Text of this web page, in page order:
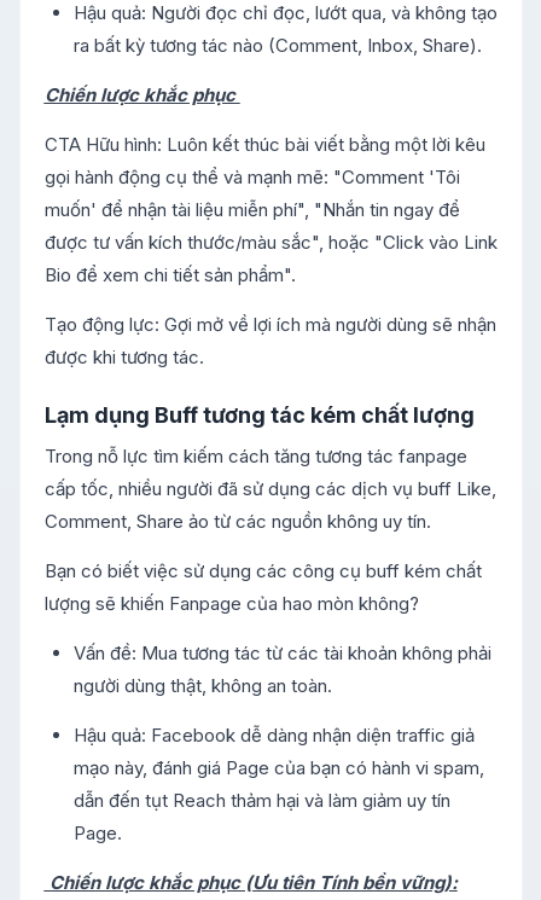
Hậu quả: Người đọc chỉ đọc, lướt qua, và không tạo
ra bất kỳ tương tác nào (Comment, Inbox, Share).
Chiến lược khắc phục
CTA Hữu hình: Luôn kết thúc bài viết bằng một lời kêu
gọi hành động cụ thể và mạnh mẽ: "Comment 'Tôi
muốn' để nhận tài liệu miễn phí", "Nhắn tin ngay để
được tư vấn kích thước/màu sắc", hoặc "Click vào Link
Bio để xem chi tiết sản phẩm".
Tạo động lực: Gợi mở về lợi ích mà người dùng sẽ nhận
được khi tương tác.
Lạm dụng Buff tương tác kém chất lượng
Trong nỗ lực tìm kiếm cách tăng tương tác fanpage
cấp tốc, nhiều người đã sử dụng các dịch vụ buff Like,
Comment, Share ảo từ các nguồn không uy tín.
Bạn có biết việc sử dụng các công cụ buff kém chất
lượng sẽ khiến Fanpage của hao mòn không?
Vấn đề: Mua tương tác từ các tài khoản không phải
người dùng thật, không an toàn.
Hậu quả: Facebook dễ dàng nhận diện traffic giả
mạo này, đánh giá Page của bạn có hành vi spam,
dẫn đến tụt Reach thảm hại và làm giảm uy tín
Page.
Chiến lược khắc phục (Ưu tiên Tính bền vững):